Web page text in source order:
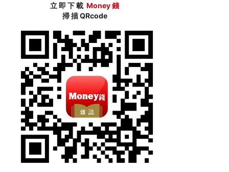
立 即 下 載 Money 錢
掃 描 QRcode